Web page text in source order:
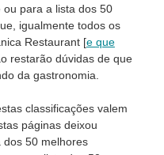
para a lista dos 50
igualmente todos os
Restaurant [e que
restarão dúvidas de que
da gastronomia.
classificações valem
páginas deixou
dos 50 melhores